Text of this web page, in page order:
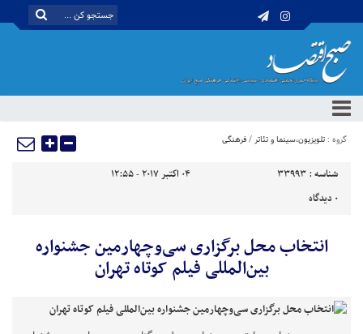
گروه : تلویزیون،سینما و تئاتر/فرهنگی
شناسه : 33993
04 اکتبر 2017 - 12:55
0 دیدگاه
انتخاب محل برگزاری سی‌وچهارمین جشنواره
بین‌المللی فیلم کوتاه تهران